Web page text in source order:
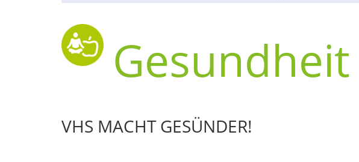
Gesundheit
VHS MACHT GESÜNDER!